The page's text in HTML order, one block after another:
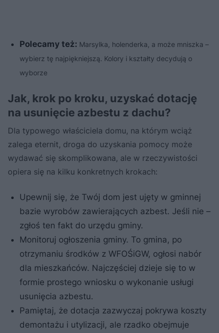
Polecamy też: Marsylka, holenderka, a może mniszka –
wybierz tę najpiękniejszą. Kolory i kształty decydują o
wyborze
Jak, krok po kroku, uzyskać dotację
na usunięcie azbestu z dachu?
Dla typowego właściciela domu, na którym wciąż
zalega eternit, droga do uzyskania pomocy może
wydawać się skomplikowana, ale w rzeczywistości
opiera się na kilku konkretnych krokach:
Upewnij się, że Twój dom jest ujęty w gminnej
bazie wyrobów zawierających azbest. Jeśli nie –
zgłoś ten fakt do urzędu gminy.
Monitoruj ogłoszenia gminy. To gmina, po
otrzymaniu środków z WFOŚiGW, ogłosi nabór
dla mieszkańców. Najczęściej dzieje się to w
formie prostego wniosku o wykonanie usługi
usunięcia azbestu.
Pamiętaj, że dotacja zazwyczaj pokrywa koszty
demontażu i utylizacji, ale rzadko obejmuje